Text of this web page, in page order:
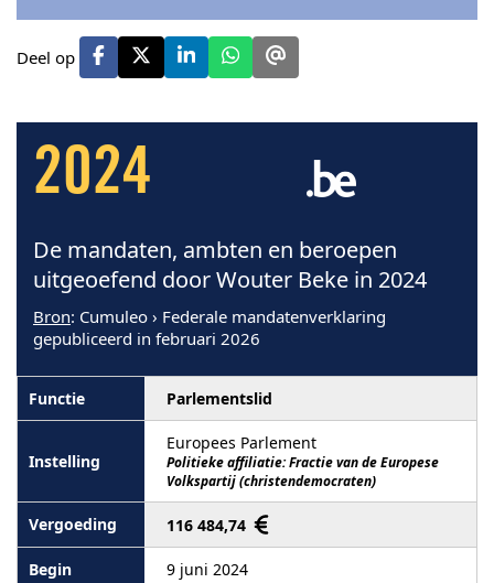
Deel op
2024
De mandaten, ambten en beroepen
uitgeoefend door Wouter Beke in 2024
Bron: Cumuleo › Federale mandatenverklaring
gepubliceerd in februari 2026
Parlementslid
Europees Parlement
Politieke affiliatie: Fractie van de Europese
Volkspartij (christendemocraten)
116 484,74
9 juni 2024